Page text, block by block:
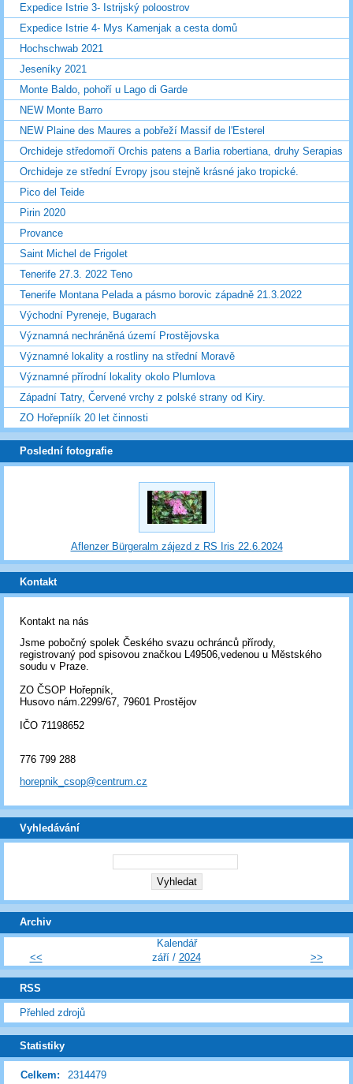
Expedice Istrie 3- Istrijský poloostrov
Expedice Istrie 4- Mys Kamenjak a cesta domů
Hochschwab 2021
Jeseníky 2021
Monte Baldo, pohoří u Lago di Garde
NEW Monte Barro
NEW Plaine des Maures a pobřeží Massif de l'Esterel
Orchideje středomoří Orchis patens a Barlia robertiana, druhy Serapias
Orchideje ze střední Evropy jsou stejně krásné jako tropické.
Pico del Teide
Pirin 2020
Provance
Saint Michel de Frigolet
Tenerife 27.3. 2022 Teno
Tenerife Montana Pelada a pásmo borovic západně 21.3.2022
Východní Pyreneje, Bugarach
Významná nechráněná území Prostějovska
Významné lokality a rostliny na střední Moravě
Významné přírodní lokality okolo Plumlova
Západní Tatry, Červené vrchy z polské strany od Kiry.
ZO Hořepníík 20 let činnosti
Poslední fotografie
Aflenzer Bürgeralm zájezd z RS Iris 22.6.2024
Kontakt
Kontakt na nás
Jsme pobočný spolek Českého svazu ochránců přírody,
registrovaný pod spisovou značkou L49506,vedenou u Městského
soudu v Praze.
ZO ČSOP Hořepník,
Husovo nám.2299/67, 79601 Prostějov
IČO 71198652
776 799 288
horepnik_csop@centrum.cz
Vyhledávání
Archiv
Kalendář
<<
září / 2024 >>
RSS
Přehled zdrojů
Statistiky
Celkem: 2314479